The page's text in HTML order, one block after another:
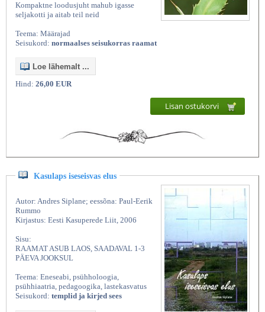
Kompaktne loodusjuht mahub igasse
seljakotti ja aitab teil neid
Teema: Määrajad
Seisukord: normaalses seisukorras raamat
Loe lähemalt ...
Hind: 26,00 EUR
Lisan ostukorvi
Kasulaps iseseisvas elus
Autor: Andres Siplane; eessõna: Paul-Eerik
Rummo
Kirjastus: Eesti Kasuperede Liit, 2006
Sisu:
RAAMAT ASUB LAOS, SAADAVAL 1-3
PÄEVA JOOKSUL
Teema: Eneseabi, psühholoogia,
psühhiaatria, pedagoogika, lastekasvatus
Seisukord: templid ja kirjed sees